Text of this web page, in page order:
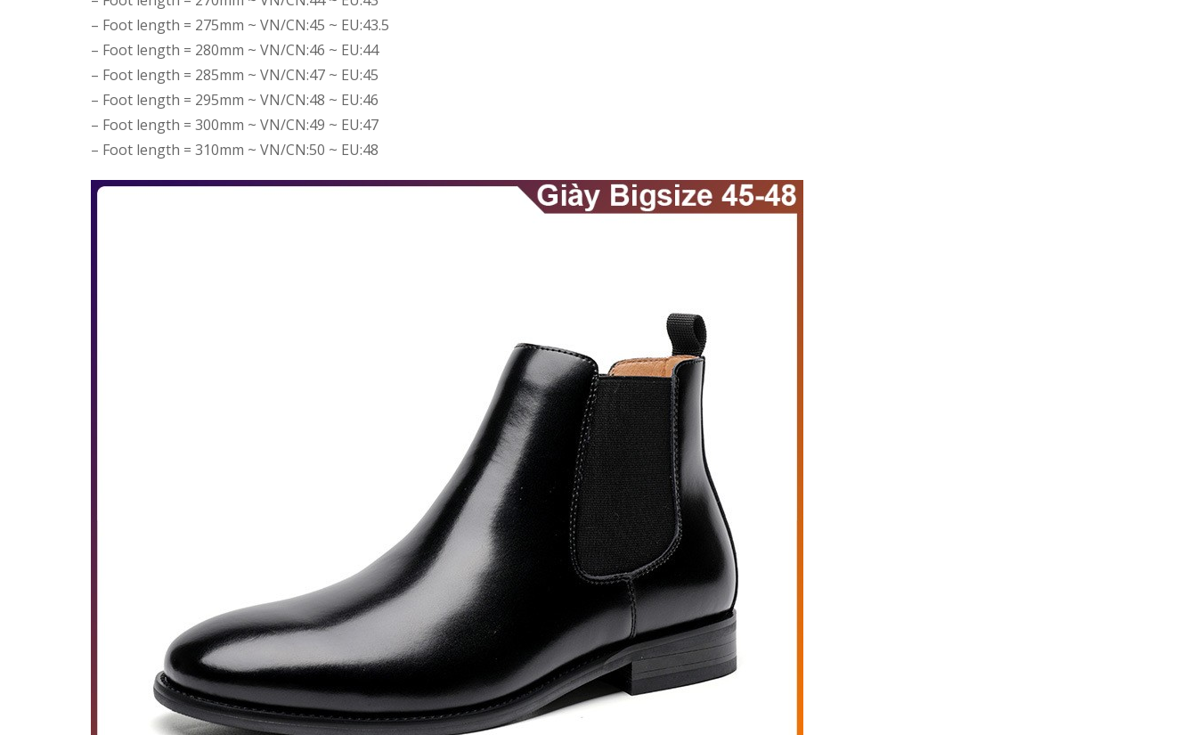
– Foot length = 275mm ~ VN/CN:45 ~ EU:43.5
– Foot length = 280mm ~ VN/CN:46 ~ EU:44
– Foot length = 285mm ~ VN/CN:47 ~ EU:45
– Foot length = 295mm ~ VN/CN:48 ~ EU:46
– Foot length = 300mm ~ VN/CN:49 ~ EU:47
– Foot length = 310mm ~ VN/CN:50 ~ EU:48